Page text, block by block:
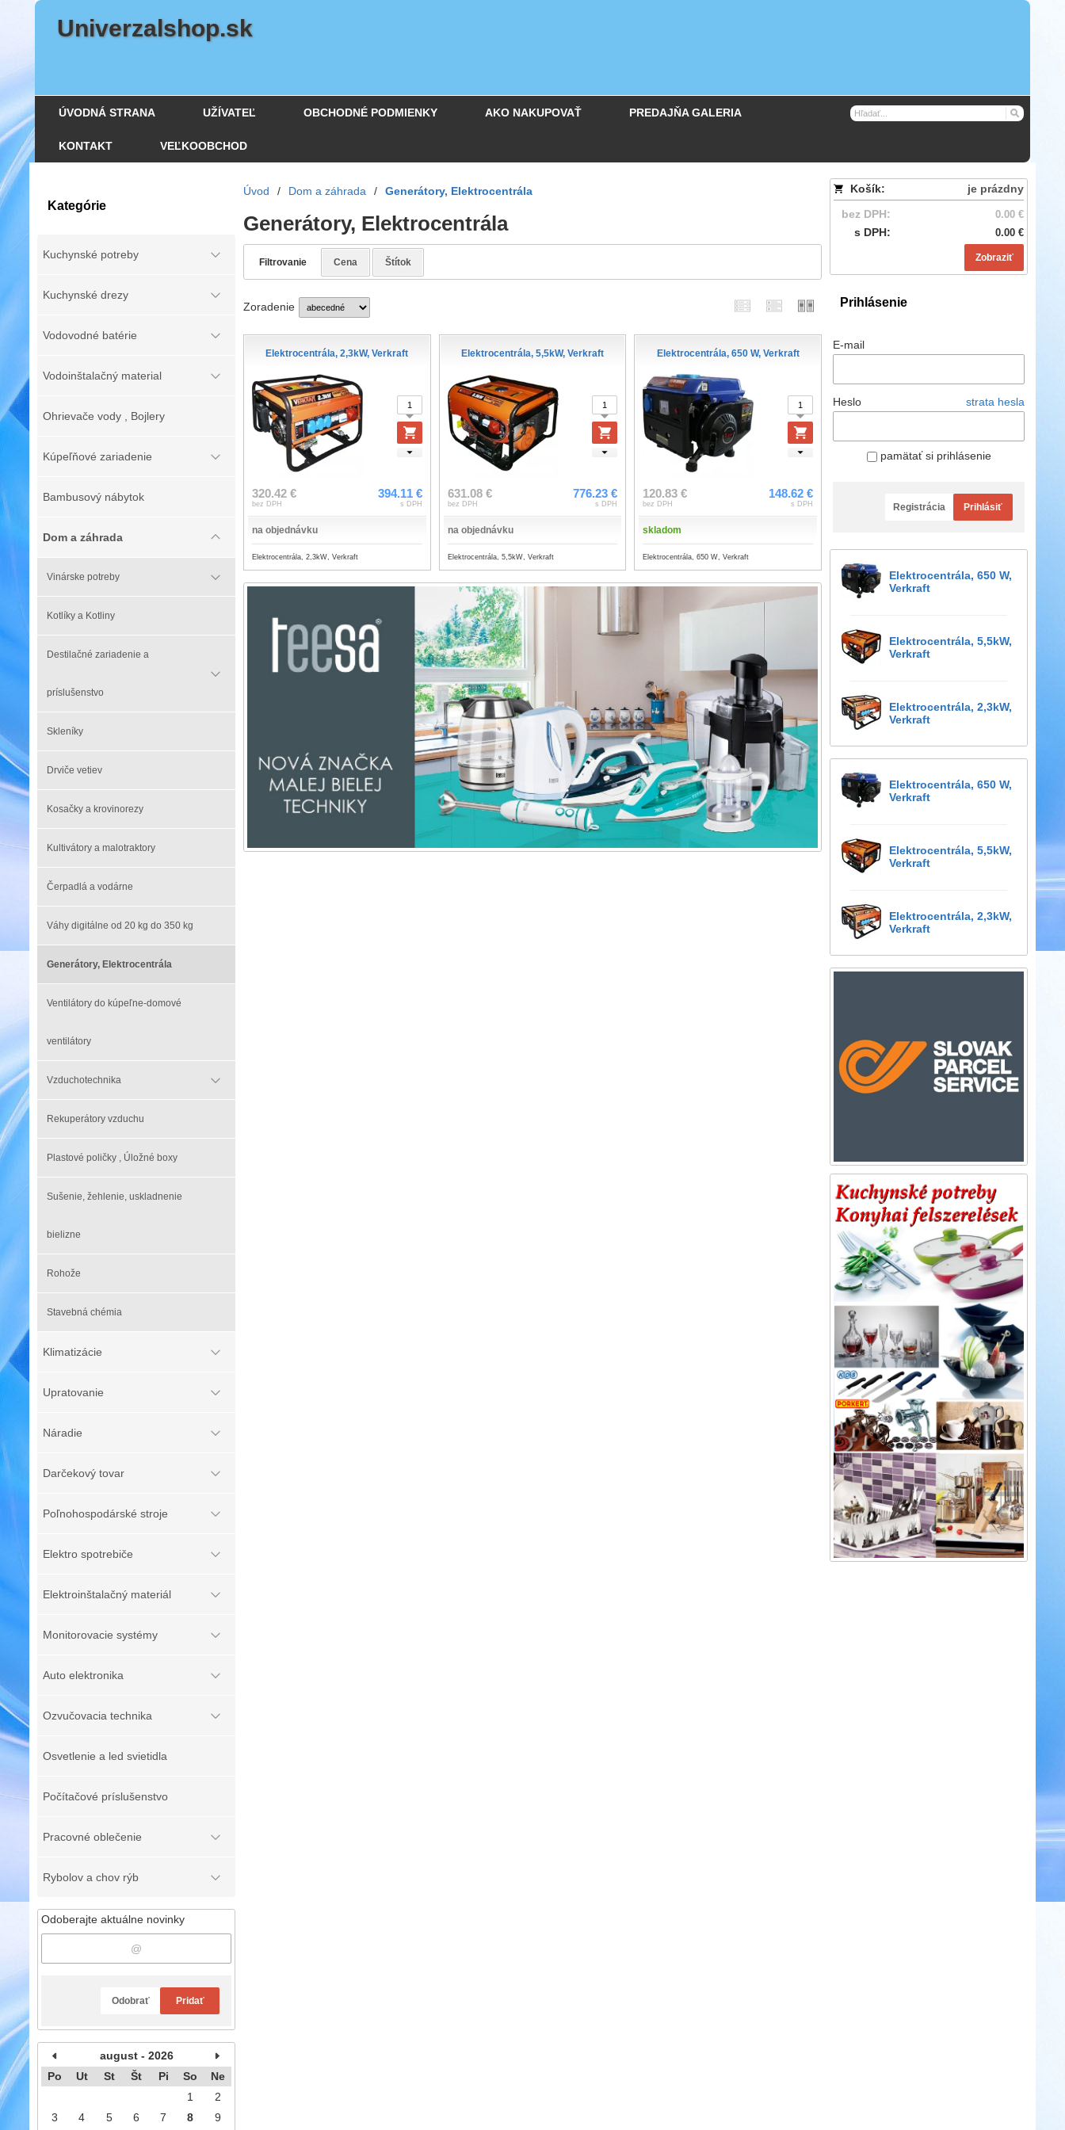
Univerzalshop.sk
ÚVODNÁ STRANA UŽÍVATEĽ OBCHODNÉ PODMIENKY AKO NAKUPOVAŤ PREDAJŇA GALERIA
KONTAKT VEĽKOOBCHOD
Kategórie
Kuchynské potreby
Kuchynské drezy
Vodovodné batérie
Vodoinštalačný material
Ohrievače vody , Bojlery
Kúpeľňové zariadenie
Bambusový nábytok
Dom a záhrada
Vinárske potreby
Kotlíky a Kotliny
Destilačné zariadenie a
príslušenstvo
Skleníky
Drviče vetiev
Kosačky a krovinorezy
Kultivátory a malotraktory
Čerpadlá a vodárne
Váhy digitálne od 20 kg do 350 kg
Generátory, Elektrocentrála
Ventilátory do kúpeľne-domové
ventilátory
Vzduchotechnika
Rekuperátory vzduchu
Plastové poličky , Úložné boxy
Sušenie, žehlenie, uskladnenie
bielizne
Rohože
Stavebná chémia
Klimatizácie
Upratovanie
Náradie
Darčekový tovar
Poľnohospodárské stroje
Elektro spotrebiče
Elektroinštalačný materiál
Monitorovacie systémy
Auto elektronika
Ozvučovacia technika
Osvetlenie a led svietidla
Počítačové príslušenstvo
Pracovné oblečenie
Rybolov a chov rýb
Odoberajte aktuálne novinky
Odobrať Pridať
august - 2026
Po
Ut St Št Pi So
Ne
1
2
3
4 5 6 7 8 9
Košík:
je prázdny
bez DPH:
0.00 €
s DPH: 0.00 €
Zobraziť
Prihlásenie
E-mail
Heslo strata hesla
pamätať si prihlásenie
Registrácia Prihlásiť
Elektrocentrála, 650 W,
Verkraft
Elektrocentrála, 5,5kW,
Verkraft
Elektrocentrála, 2,3kW,
Verkraft
Elektrocentrála, 650 W,
Verkraft
Elektrocentrála, 5,5kW,
Verkraft
Elektrocentrála, 2,3kW,
Verkraft
Úvod / Dom a záhrada / Generátory, Elektrocentrála
Generátory, Elektrocentrála
Filtrovanie Cena Štítok
Zoradenie
Elektrocentrála, 2,3kW, Verkraft
320.42 €
bez DPH
394.11 €
s DPH
na objednávku
Elektrocentrála, 2,3kW, Verkraft
Elektrocentrála, 5,5kW, Verkraft
631.08 €
bez DPH
776.23 €
s DPH
na objednávku
Elektrocentrála, 5,5kW, Verkraft
Elektrocentrála, 650 W, Verkraft
120.83 €
bez DPH
148.62 €
s DPH
skladom
Elektrocentrála, 650 W, Verkraft